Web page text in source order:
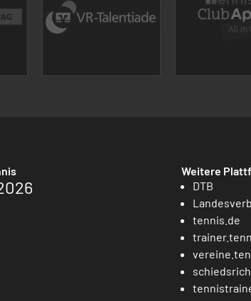
Weitere
DTB
tennis.de